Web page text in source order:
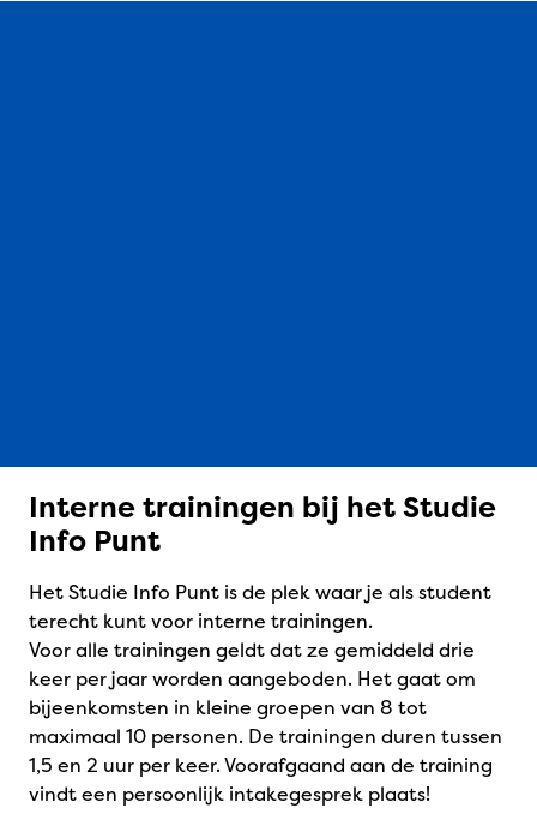
Interne trainingen bij het Studie
Info Punt
Het Studie Info Punt is de plek waar je als student
terecht kunt voor interne trainingen.
Voor alle trainingen geldt dat ze gemiddeld drie
keer per jaar worden aangeboden. Het gaat om
bijeenkomsten in kleine groepen van 8 tot
maximaal 10 personen. De trainingen duren tussen
1,5 en 2 uur per keer. Voorafgaand aan de training
vindt een persoonlijk intakegesprek plaats!